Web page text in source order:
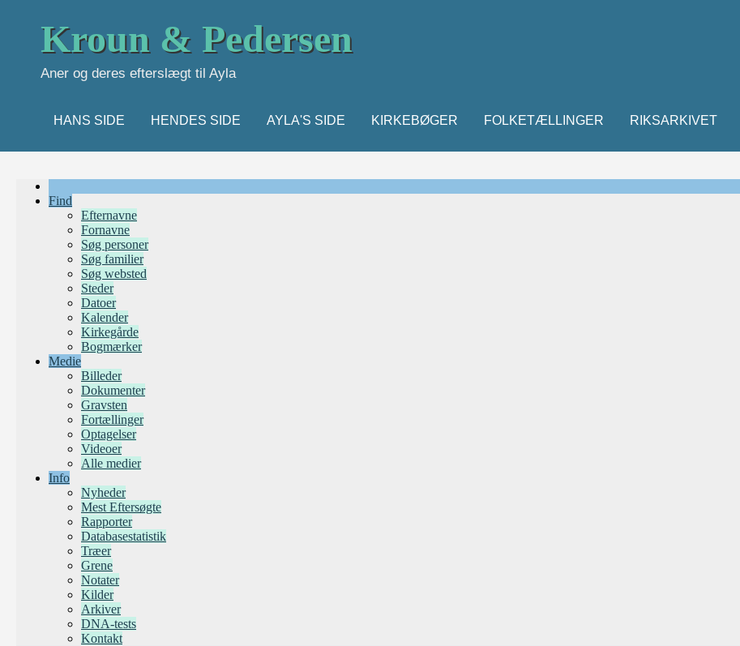
Kroun & Pedersen
Aner og deres efterslægt til Ayla
HANS SIDE HENDES SIDE AYLA'S SIDE KIRKEBØGER FOLKETÆLLINGER RIKSARKIVET
Find
Efternavne
Fornavne
Søg personer
Søg familier
Søg websted
Steder
Datoer
Kalender
Kirkegårde
Bogmærker
Medie
Billeder
Dokumenter
Gravsten
Fortællinger
Optagelser
Videoer
Alle medier
Info
Nyheder
Mest Eftersøgte
Rapporter
Databasestatistik
Træer
Grene
Notater
Kilder
Arkiver
DNA-tests
Kontakt